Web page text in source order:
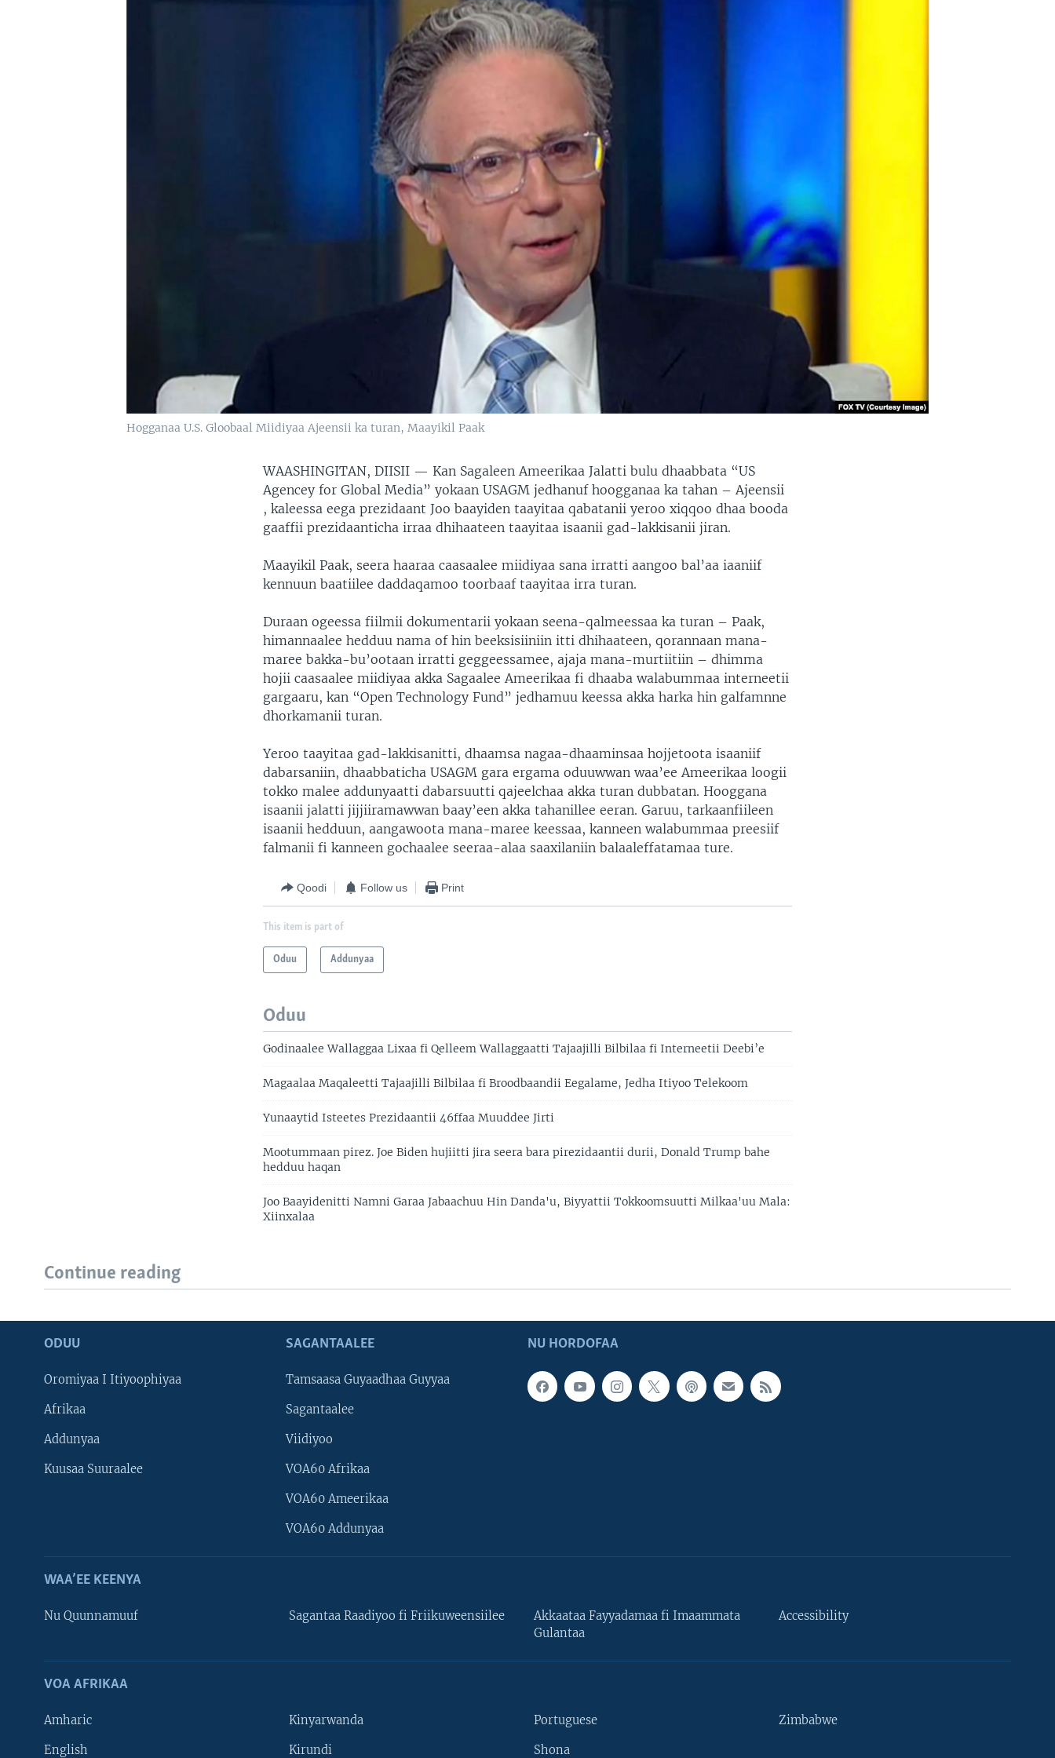
NU HORDOFAA
Hogganaa U.S. Gloobaal Miidiyaa Ajeensii ka turan, Maayikil Paak
WAASHINGITAN, DIISII — Kan Sagaleen Ameerikaa Jalatti bulu dhaabbata “US
Agencey for Global Media” yokaan USAGM jedhanuf hoogganaa ka tahan – Ajeensii
, kaleessa eega prezidaant Joo baayiden taayitaa qabatanii yeroo xiqqoo dhaa booda
gaaffii prezidaanticha irraa dhihaateen taayitaa isaanii gad-lakkisanii jiran.
Maayikil Paak, seera haaraa caasaalee miidiyaa sana irratti aangoo bal’aa iaaniif
kennuun baatiilee daddaqamoo toorbaaf taayitaa irra turan.
Duraan ogeessa fiilmii dokumentarii yokaan seena-qalmeessaa ka turan – Paak,
himannaalee hedduu nama of hin beeksisiiniin itti dhihaateen, qorannaan mana-
maree bakka-bu’ootaan irratti geggeessamee, ajaja mana-murtiitiin – dhimma
hojii caasaalee miidiyaa akka Sagaalee Ameerikaa fi dhaaba walabummaa interneetii
gargaaru, kan “Open Technology Fund” jedhamuu keessa akka harka hin galfamnne
dhorkamanii turan.
Yeroo taayitaa gad-lakkisanitti, dhaamsa nagaa-dhaaminsaa hojjetoota isaaniif
dabarsaniin, dhaabbaticha USAGM gara ergama oduuwwan waa’ee Ameerikaa loogii
tokko malee addunyaatti dabarsuutti qajeelchaa akka turan dubbatan. Hooggana
isaanii jalatti jijjiiramawwan baay’een akka tahanillee eeran. Garuu, tarkaanfiileen
isaanii hedduun, aangawoota mana-maree keessaa, kanneen walabummaa preesiif
falmanii fi kanneen gochaalee seeraa-alaa saaxilaniin balaaleffatamaa ture.
Qoodi Follow us Print
This item is part of
Oduu Addunyaa
Oduu
Godinaalee Wallaggaa Lixaa fi Qelleem Wallaggaatti Tajaajilli Bilbilaa fi Interneetii Deebi’e
Magaalaa Maqaleetti Tajaajilli Bilbilaa fi Broodbaandii Eegalame, Jedha Itiyoo Telekoom
Yunaaytid Isteetes Prezidaantii 46ffaa Muuddee Jirti
Mootummaan pirez. Joe Biden hujiitti jira seera bara pirezidaantii durii, Donald Trump bahe
hedduu haqan
Joo Baayidenitti Namni Garaa Jabaachuu Hin Danda'u, Biyyattii Tokkoomsuutti Milkaa'uu Mala:
Xiinxalaa
Continue reading
NU HORDOFAA
ODUU
Oromiyaa I Itiyoophiyaa
Afrikaa
Addunyaa
Kuusaa Suuraalee
SAGANTAALEE
Tamsaasa Guyaadhaa Guyyaa
Sagantaalee
Viidiyoo
VOA60 Afrikaa
VOA60 Ameerikaa
VOA60 Addunyaa
WAA’EE KEENYA
Nu Quunnamuuf Sagantaa Raadiyoo fi Friikuweensiilee
Akkaataa Fayyadamaa fi Imaammata
Gulantaa
Accessibility
VOA AFRIKAA
Amharic
English
Kinyarwanda
Kirundi
Portuguese
Shona
Zimbabwe